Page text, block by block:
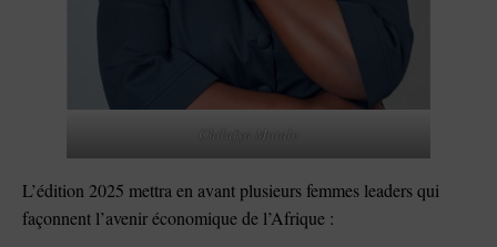
Chilufya Mutale
L’édition 2025 mettra en avant plusieurs femmes leaders qui
façonnent l’avenir économique de l’Afrique :